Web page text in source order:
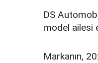
DS
model ailesi
Markanın,